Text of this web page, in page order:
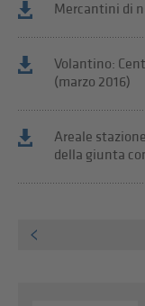
Mercantini di
Volantino:
(marzo 2016)
Areale
della giunta